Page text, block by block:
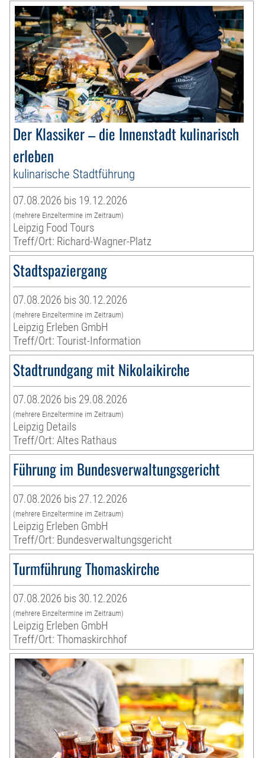
Der Klassiker – die Innenstadt kulinarisch
erleben
kulinarische Stadtführung
07.08.2026 bis 19.12.2026
(mehrere Einzeltermine im Zeitraum)
Leipzig Food Tours
Treff/Ort: Richard-Wagner-Platz
Stadtspaziergang
07.08.2026 bis 30.12.2026
(mehrere Einzeltermine im Zeitraum)
Leipzig Erleben GmbH
Treff/Ort: Tourist-Information
Stadtrundgang mit Nikolaikirche
07.08.2026 bis 29.08.2026
(mehrere Einzeltermine im Zeitraum)
Leipzig Details
Treff/Ort: Altes Rathaus
Führung im Bundesverwaltungsgericht
07.08.2026 bis 27.12.2026
(mehrere Einzeltermine im Zeitraum)
Leipzig Erleben GmbH
Treff/Ort: Bundesverwaltungsgericht
Turmführung Thomaskirche
07.08.2026 bis 30.12.2026
(mehrere Einzeltermine im Zeitraum)
Leipzig Erleben GmbH
Treff/Ort: Thomaskirchhof